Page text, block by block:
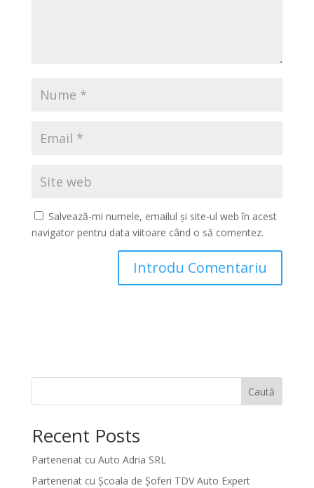
Salvează-mi numele, emailul și site-ul web în acest
navigator pentru data viitoare când o să comentez.
Caută
Recent Posts
Parteneriat cu Auto Adria SRL
Parteneriat cu Școala de Șoferi TDV Auto Expert